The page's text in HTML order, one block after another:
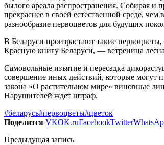
былого ареала распространения. Собирая
прекраснее в своей естественной среде,
разнообразие первоцветов для будущих
В Беларуси произрастают такие
Красную книгу Беларуси, — ветреница
Самовольные изъятие и пересадка
совершение иных действий, которые могут
закона «О растительном мире» виновные
Нарушителей ждет штраф.
#беларусь#первоцветы#цветок
Поделится VKOK.ruFacebookTwitter
Предыдущая запись